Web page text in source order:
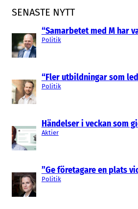
SENASTE NYTT
“Samarbetet med M har
Politik
“Fler utbildningar som
Politik
Händelser i veckan som
Aktier
”Ge företagare en plats
Politik